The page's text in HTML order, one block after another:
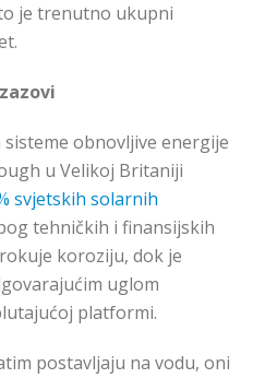
je trenutno ukupni
obnovljive energije
u Velikoj Britaniji
svjetskih solarnih
tehničkih i finansijskih
koroziju, dok je
uglom
platformi.
postavljaju na vodu, oni